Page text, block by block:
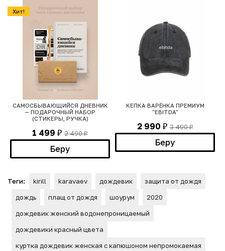
САМОСБЫВАЮЩИЙСЯ ДНЕВНИК
— ПОДАРОЧНЫЙ НАБОР
(СТИКЕРЫ, РУЧКА)
1 499 ₽ 2 490₽
Беру
Хит!
КЕПКА ВАРЁНКА ПРЕМИУМ
"EBITDA"
2 990 ₽ 3 490₽
Беру
Теги: kirill karavaev дождевик
защита от дождя
дождь
плащ от дождя шоурум
2020
дождевик женский водонепроницаемый
дождевики красный цвета
куртка дождевик женская с капюшоном непромокаемая